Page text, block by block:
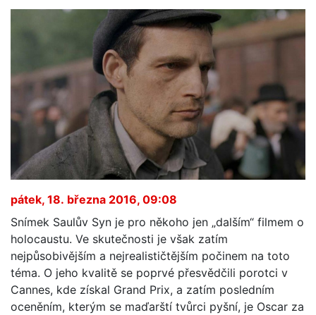
pátek, 18. března 2016, 09:08
Snímek Saulův Syn je pro někoho jen „dalším“ filmem o
holocaustu. Ve skutečnosti je však zatím
nejpůsobivějším a nejrealističtějším počinem na toto
téma. O jeho kvalitě se poprvé přesvědčili porotci v
Cannes, kde získal Grand Prix, a zatím posledním
oceněním, kterým se maďarští tvůrci pyšní, je Oscar za